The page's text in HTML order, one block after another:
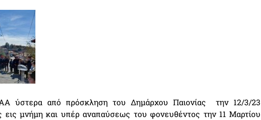
ύστερα από πρόσκληση του Δημάρχου Παιονίας την 12/3/23
μνήμη και υπέρ αναπαύσεως του φονευθέντος την 11 Μαρτίου